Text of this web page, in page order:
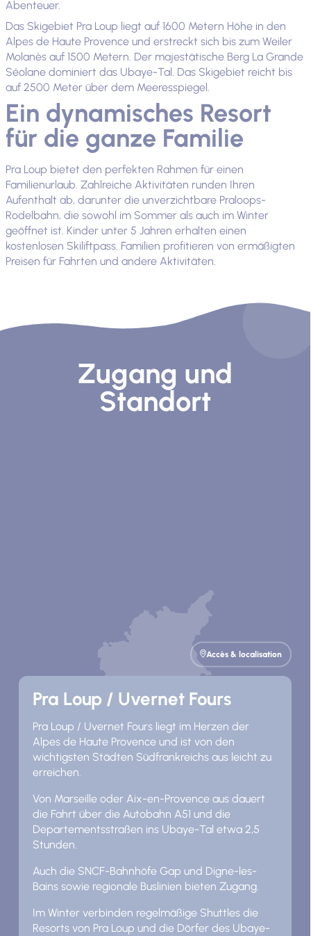
Abenteuer.
Das Skigebiet Pra Loup liegt auf 1600 Metern Höhe in den
Alpes de Haute Provence und erstreckt sich bis zum Weiler
Molanès auf 1500 Metern. Der majestätische Berg La Grande
Séolane dominiert das Ubaye-Tal. Das Skigebiet reicht bis
auf 2500 Meter über dem Meeresspiegel.
Ein dynamisches Resort
für die ganze Familie
Pra Loup bietet den perfekten Rahmen für einen
Familienurlaub. Zahlreiche Aktivitäten runden Ihren
Aufenthalt ab, darunter die unverzichtbare Praloops-
Rodelbahn, die sowohl im Sommer als auch im Winter
geöffnet ist. Kinder unter 5 Jahren erhalten einen
kostenlosen Skiliftpass. Familien profitieren von ermäßigten
Preisen für Fahrten und andere Aktivitäten.
Zugang und
Standort
Accès & localisation
Pra Loup / Uvernet Fours
Pra Loup / Uvernet Fours liegt im Herzen der
Alpes de Haute Provence und ist von den
wichtigsten Städten Südfrankreichs aus leicht zu
erreichen.
Von Marseille oder Aix-en-Provence aus dauert
die Fahrt über die Autobahn A51 und die
Departementsstraßen ins Ubaye-Tal etwa 2,5
Stunden.
Auch die SNCF-Bahnhöfe Gap und Digne-les-
Bains sowie regionale Buslinien bieten Zugang.
Im Winter verbinden regelmäßige Shuttles die
Resorts von Pra Loup und die Dörfer des Ubaye-